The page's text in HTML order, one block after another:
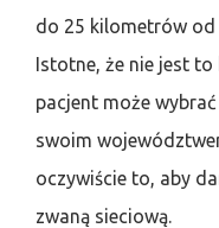
do 25 kilometrów od
Istotne, że nie jest
pacjent może
swoim
oczywiście to, aby
zwaną sieciową.